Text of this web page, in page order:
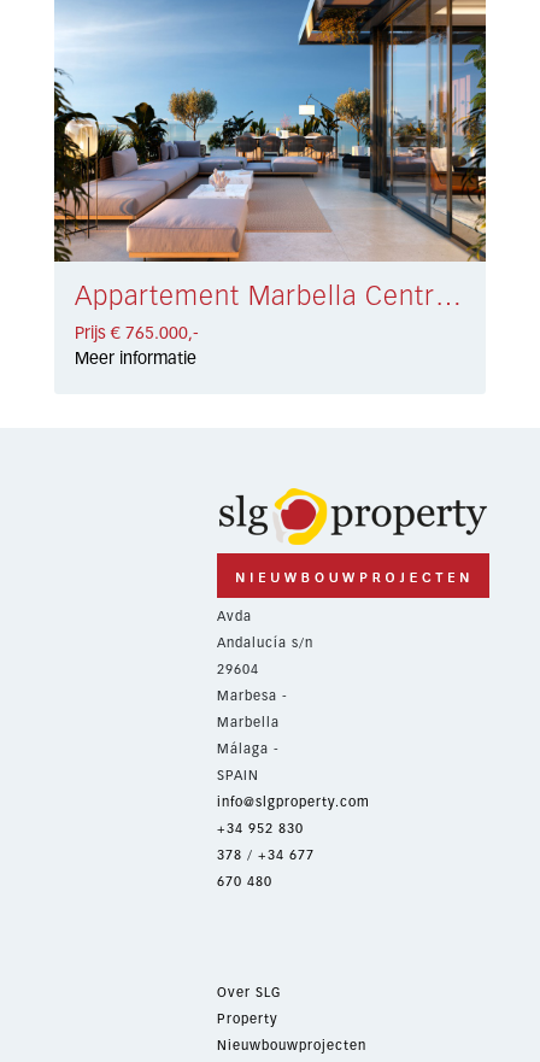
Appartement Marbella Centro € 765.000,-
Prijs € 765.000,-
Meer informatie
Avda
Andalucía s/n
29604
Marbesa -
Marbella
Málaga -
SPAIN
info@slgproperty.com
+34 952 830
378 / +34 677
670 480
Over SLG
Property
Nieuwbouwprojecten